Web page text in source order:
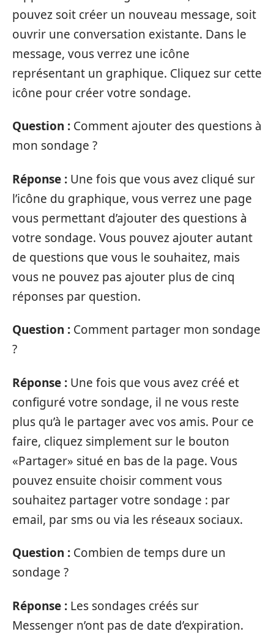
pouvez soit créer un nouveau message, soit
ouvrir une conversation existante. Dans le
message, vous verrez une icône
représentant un graphique. Cliquez sur cette
icône pour créer votre sondage.
Question : Comment ajouter des questions à
mon sondage ?
Réponse : Une fois que vous avez cliqué sur
l’icône du graphique, vous verrez une page
vous permettant d’ajouter des questions à
votre sondage. Vous pouvez ajouter autant
de questions que vous le souhaitez, mais
vous ne pouvez pas ajouter plus de cinq
réponses par question.
Question : Comment partager mon sondage
?
Réponse : Une fois que vous avez créé et
configuré votre sondage, il ne vous reste
plus qu’à le partager avec vos amis. Pour ce
faire, cliquez simplement sur le bouton
«Partager» situé en bas de la page. Vous
pouvez ensuite choisir comment vous
souhaitez partager votre sondage : par
email, par sms ou via les réseaux sociaux.
Question : Combien de temps dure un
sondage ?
Réponse : Les sondages créés sur
Messenger n’ont pas de date d’expiration.